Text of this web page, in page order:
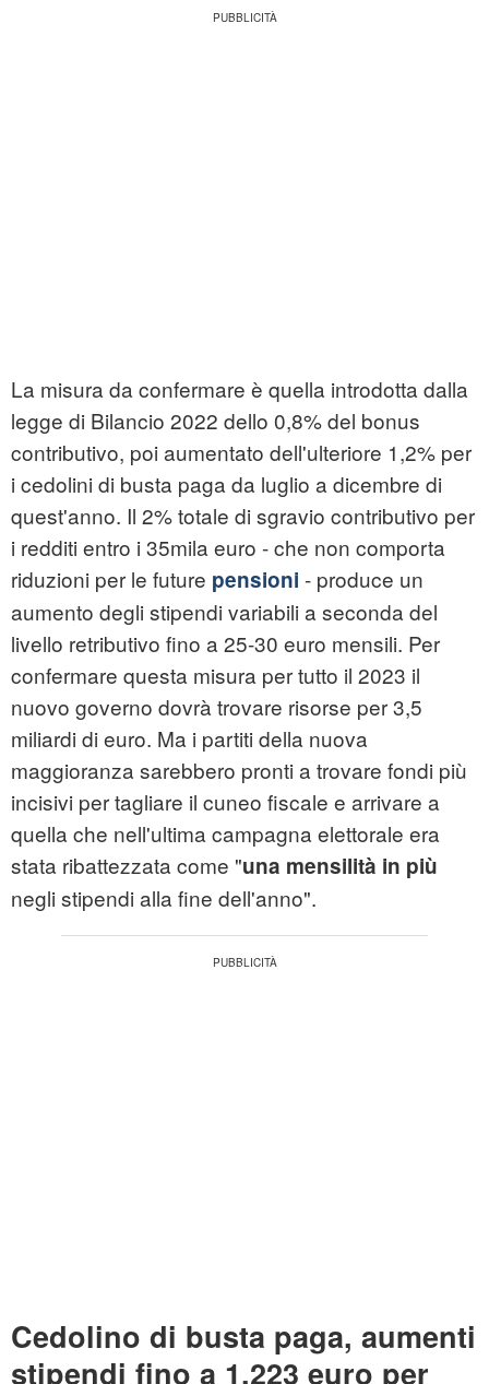
La misura da confermare è quella introdotta dalla
legge di Bilancio 2022 dello 0,8% del bonus
contributivo, poi aumentato dell'ulteriore 1,2% per
i cedolini di busta paga da luglio a dicembre di
quest'anno. Il 2% totale di sgravio contributivo per
i redditi entro i 35mila euro - che non comporta
riduzioni per le future pensioni - produce un
aumento degli stipendi variabili a seconda del
livello retributivo fino a 25-30 euro mensili. Per
confermare questa misura per tutto il 2023 il
nuovo governo dovrà trovare risorse per 3,5
miliardi di euro. Ma i partiti della nuova
maggioranza sarebbero pronti a trovare fondi più
incisivi per tagliare il cuneo fiscale e arrivare a
quella che nell'ultima campagna elettorale era
stata ribattezzata come "una mensilità in più
negli stipendi alla fine dell'anno".
Cedolino di busta paga, aumenti
stipendi fino a 1.223 euro per